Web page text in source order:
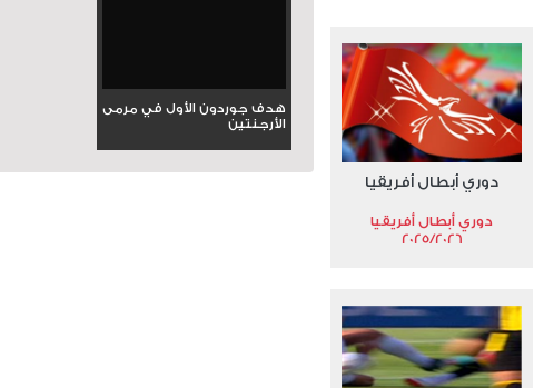
دوري أبطال أفريقيا
دوري أبطال أفريقيا
2025/2026
هدف جوردون الأول في مرمى
الأرجنتين